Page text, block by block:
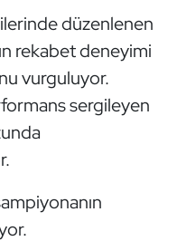
düzenlenen
rekabet deneyimi
vurguluyor.
sergileyen